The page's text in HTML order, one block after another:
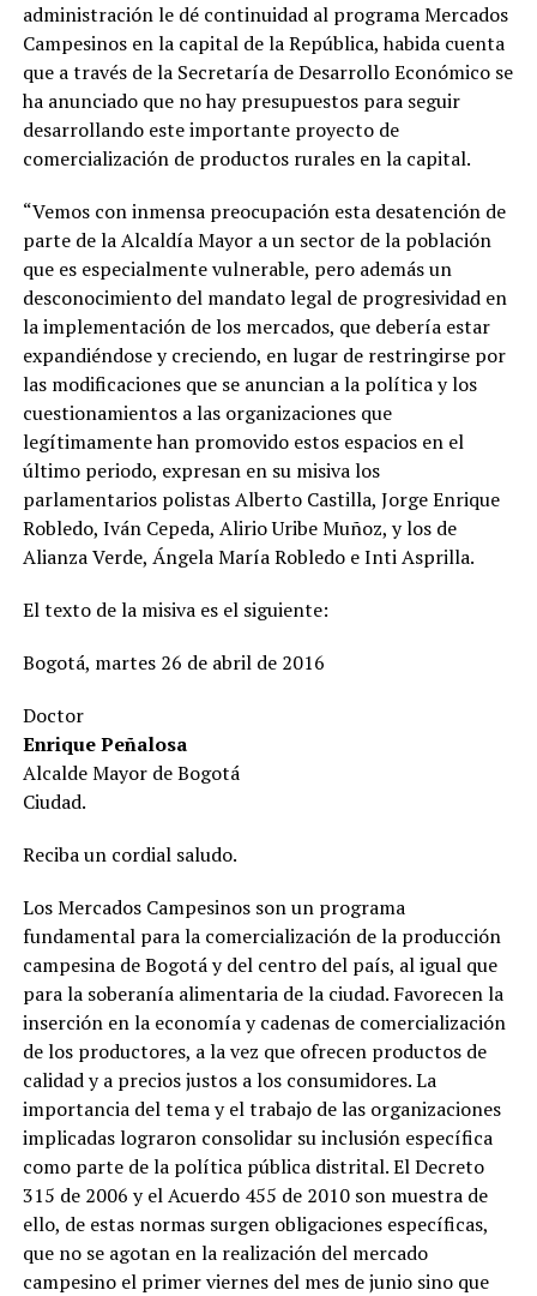
administración le dé continuidad al programa Mercados
Campesinos en la capital de la República, habida cuenta
que a través de la Secretaría de Desarrollo Económico se
ha anunciado que no hay presupuestos para seguir
desarrollando este importante proyecto de
comercialización de productos rurales en la capital.
“Vemos con inmensa preocupación esta desatención de
parte de la Alcaldía Mayor a un sector de la población
que es especialmente vulnerable, pero además un
desconocimiento del mandato legal de progresividad en
la implementación de los mercados, que debería estar
expandiéndose y creciendo, en lugar de restringirse por
las modificaciones que se anuncian a la política y los
cuestionamientos a las organizaciones que
legítimamente han promovido estos espacios en el
último periodo, expresan en su misiva los
parlamentarios polistas Alberto Castilla, Jorge Enrique
Robledo, Iván Cepeda, Alirio Uribe Muñoz, y los de
Alianza Verde, Ángela María Robledo e Inti Asprilla.
El texto de la misiva es el siguiente:
Bogotá, martes 26 de abril de 2016
Doctor
Enrique Peñalosa
Alcalde Mayor de Bogotá
Ciudad.
Reciba un cordial saludo.
Los Mercados Campesinos son un programa
fundamental para la comercialización de la producción
campesina de Bogotá y del centro del país, al igual que
para la soberanía alimentaria de la ciudad. Favorecen la
inserción en la economía y cadenas de comercialización
de los productores, a la vez que ofrecen productos de
calidad y a precios justos a los consumidores. La
importancia del tema y el trabajo de las organizaciones
implicadas lograron consolidar su inclusión específica
como parte de la política pública distrital. El Decreto
315 de 2006 y el Acuerdo 455 de 2010 son muestra de
ello, de estas normas surgen obligaciones específicas,
que no se agotan en la realización del mercado
campesino el primer viernes del mes de junio sino que